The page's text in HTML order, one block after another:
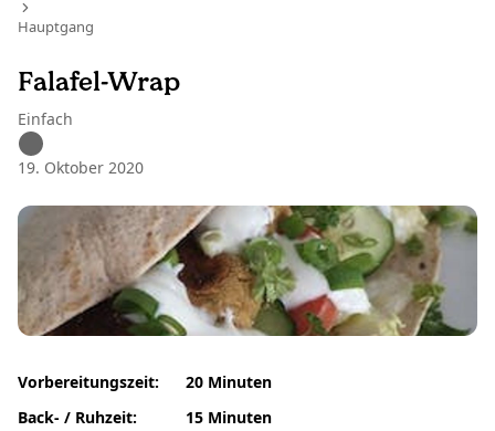
Hauptgang
Falafel-Wrap
Einfach
19. Oktober 2020
Vorbereitungszeit:
Back- / Ruhzeit:
20 Minuten
15 Minuten